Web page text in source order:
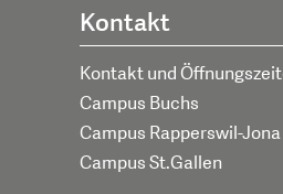
Kontakt
Kontakt und
Campus Buchs
Campus Rapperswil-Jona
Campus St.Gallen